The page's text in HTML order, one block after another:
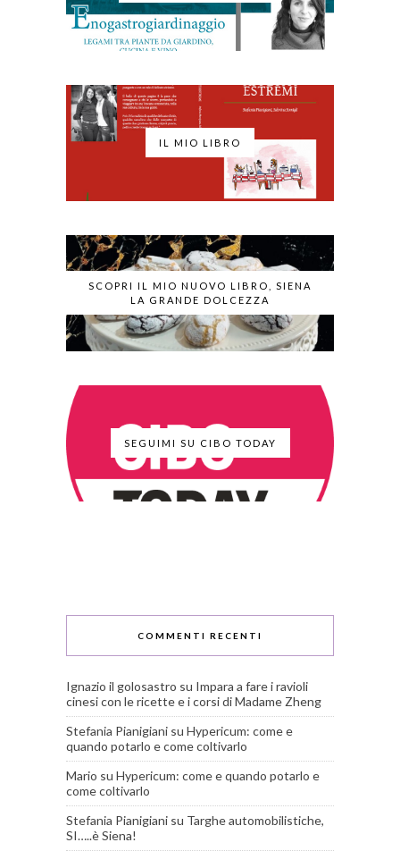
IL MIO LIBRO
SCOPRI IL MIO NUOVO LIBRO, SIENA
LA GRANDE DOLCEZZA
SEGUIMI SU CIBO TODAY
COMMENTI RECENTI
Ignazio il golosastro su Impara a fare i ravioli
cinesi con le ricette e i corsi di Madame Zheng
Stefania Pianigiani su Hypericum: come e
quando potarlo e come coltivarlo
Mario su Hypericum: come e quando potarlo e
come coltivarlo
Stefania Pianigiani su Targhe automobilistiche,
SI…..è Siena!